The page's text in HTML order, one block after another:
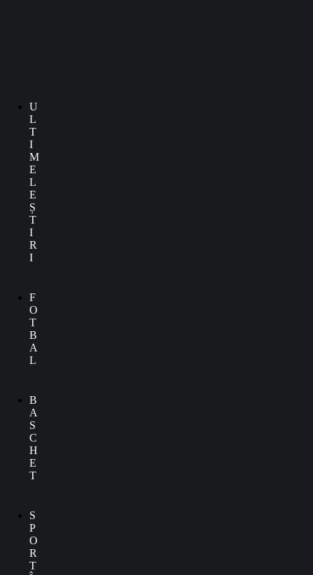
U
L
T
I
M
E
L
E
Ș
T
I
R
I
F
O
T
B
A
L
B
A
S
C
H
E
T
S
P
O
R
T